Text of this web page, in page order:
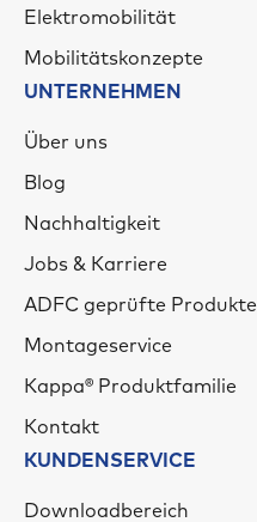
Elektromobilität
Mobilitätskonzepte
UNTERNEHMEN
Über uns
Blog
Nachhaltigkeit
Jobs & Karriere
ADFC geprüfte Produkte
Montageservice
Kappa® Produktfamilie
Kontakt
KUNDENSERVICE
Downloadbereich